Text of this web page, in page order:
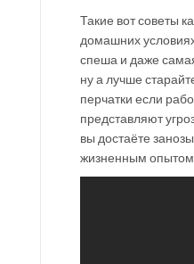
Такие вот советы
домашних
спеша и даже
ну а лучше
перчатки если
представляют
вы достаёте
жизненным